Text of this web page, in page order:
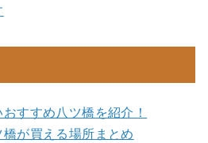
すすめ八ツ橋を紹介！
が買える場所まとめ